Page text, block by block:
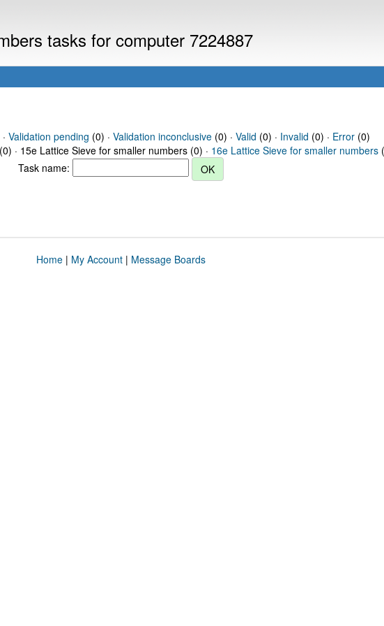
tasks for computer 7224887
Validation pending (0) · Validation inconclusive(0) · Valid (0) · Invalid (0) · Error(0)
(0) · 15e Lattice Sieve for smaller numbers (0) · 16e Lattice Sieve for smaller numbers
Task name:
Home| My Account| Message Boards